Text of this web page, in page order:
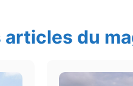
articles du